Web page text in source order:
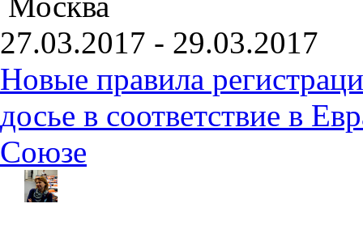
27.03.2017 - 29.03.2017
Новые правила
досье в соответствие в
Союзе